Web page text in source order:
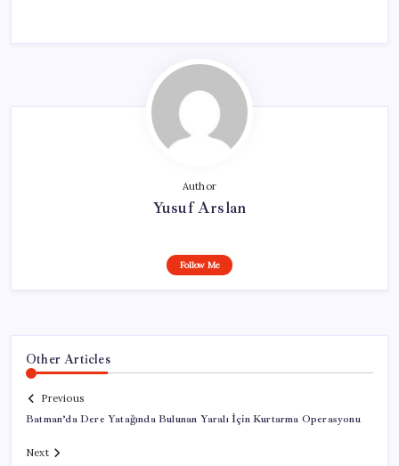
Author
Yusuf Arslan
Follow Me
Other Articles
Previous
Batman’da Dere Yatağında Bulunan Yaralı İçin Kurtarma Operasyonu
Next